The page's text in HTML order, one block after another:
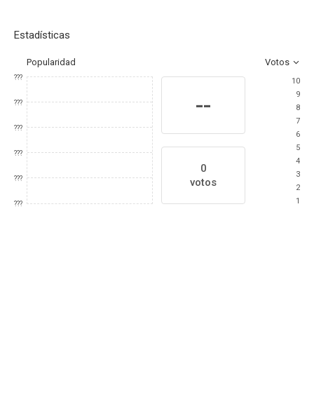
Estadísticas
Popularidad Votos
???
???
???
???
???
???
--
0
votos
10
9
8
7
6
5
4
3
2
1